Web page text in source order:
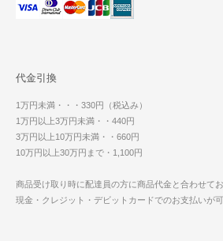
代金引換
1万円未満・・・330円（税込み）
1万円以上3万円未満・・440円
3万円以上10万円未満・・660円
10万円以上30万円まで・1,100円
商品受け取り時に配達員の方に商品代金と合わせてお
現金・クレジット・デビットカードでのお支払いが